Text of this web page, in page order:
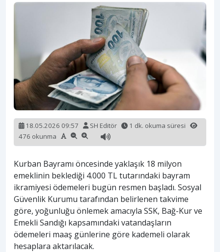
18.05.2026 09:57 SH Editör
1 dk. okuma süresi
476 okunma
Kurban Bayramı öncesinde yaklaşık 18 milyon
emeklinin beklediği 4.000 TL tutarındaki bayram
ikramiyesi ödemeleri bugün resmen başladı. Sosyal
Güvenlik Kurumu tarafından belirlenen takvime
göre, yoğunluğu önlemek amacıyla SSK, Bağ-Kur ve
Emekli Sandığı kapsamındaki vatandaşların
ödemeleri maaş günlerine göre kademeli olarak
hesaplara aktarılacak.